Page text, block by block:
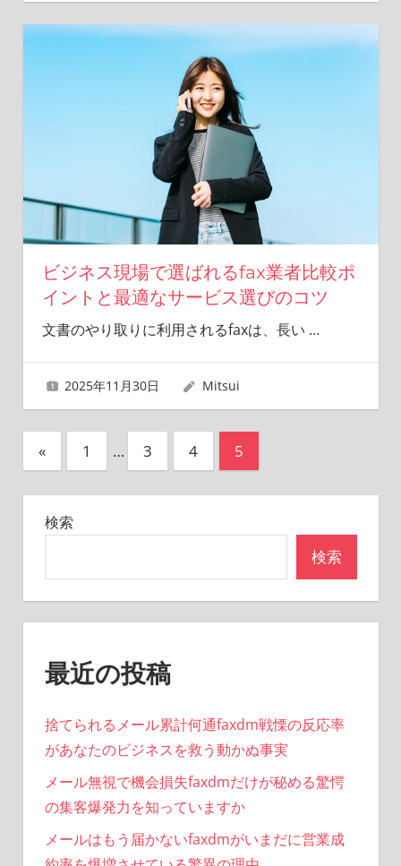
ビジネス現場で選ばれるfax業者比較ポ
イントと最適なサービス選びのコツ
文書のやり取りに利用されるfaxは、長い …
2025年11月30日 Mitsui
投
稿
の
ー
ジ
り
«前
の
記
事
1 … 3 4 5
検索
検索
最近の投稿
捨てられるメール累計何通faxdm戦慄の反応率
があなたのビジネスを救う動かぬ事実
メール無視で機会損失faxdmだけが秘める驚愕
の集客爆発力を知っていますか
メールはもう届かないfaxdmがいまだに営業成